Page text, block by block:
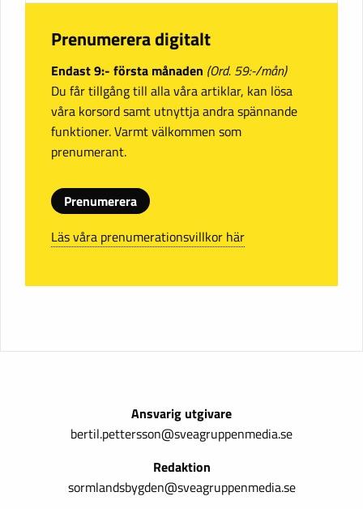
Prenumerera digitalt
Endast 9:- första månaden (Ord. 59:-/mån)
Du får tillgång till alla våra artiklar, kan lösa
våra korsord samt utnyttja andra spännande
funktioner. Varmt välkommen som
prenumerant.
Prenumerera
Läs våra prenumerationsvillkor här
Ansvarig utgivare
bertil.pettersson@sveagruppenmedia.se
Redaktion
sormlandsbygden@sveagruppenmedia.se